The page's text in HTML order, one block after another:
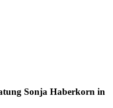
Sonja Haberkorn in